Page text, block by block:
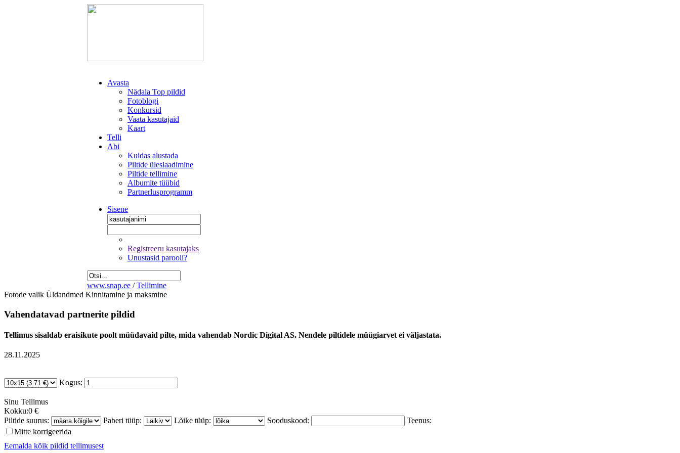
Avasta
Nädala Top pildid
Fotoblogi
Konkursid
Vaata kasutajaid
Kaart
Telli
Abi
Kuidas alustada
Piltide üleslaadimine
Piltide tellimine
Albumite tüübid
Partnerlusprogramm
Sisene
Registreeru kasutajaks
Unustasid parooli?
www.snap.ee / Tellimine
Fotode valik Üldandmed Kinnitamine ja maksmine
Vahendatavad partnerite pildid
Tellimus sisaldab eraisikute poolt müüdavaid pilte, mida vahendab Nordic Digital AS. Nendele piltidele müügiarvet ei väljastata.
28.11.2025
Kogus:
Sinu Tellimus
Kokku:0 €
Piltide suurus:
Paberi tüüp: Lõike tüüp: Sooduskood:
Teenus:
Mitte korrigeerida
Eemalda kõik pildid tellimusest